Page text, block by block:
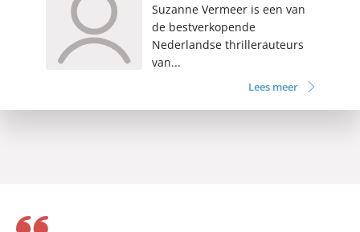
Suzanne Vermeer is een van
de bestverkopende
Nederlandse thrillerauteurs
van...
Lees meer